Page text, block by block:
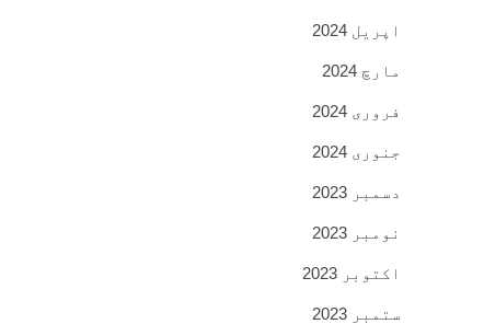
اپریل 2024
مارچ 2024
فروری 2024
جنوری 2024
دسمبر 2023
نومبر 2023
اکتوبر 2023
ستمبر 2023